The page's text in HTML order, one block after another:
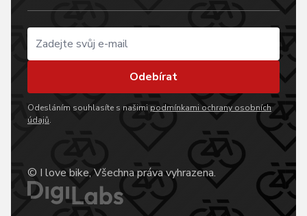
Odebírat
Odesláním souhlasíte s našimi podmínkami ochrany osobních
údajů.
© I love bike, Všechna práva vyhrazena.